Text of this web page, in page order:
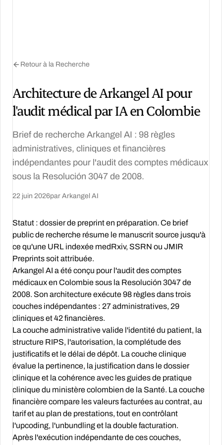
Retour à la Recherche
Architecture de Arkangel AI pour
l'audit médical par IA en Colombie
Brief de recherche Arkangel AI : 98 règles
administratives, cliniques et financières
indépendantes pour l'audit des comptes médicaux
sous la Resolución 3047 de 2008.
22 juin 2026par Arkangel AI
Statut : dossier de preprint en préparation. Ce brief
public de recherche résume le manuscrit source jusqu'à
ce qu'une URL indexée medRxiv, SSRN ou JMIR
Preprints soit attribuée.
Arkangel AI a été conçu pour l'audit des comptes
médicaux en Colombie sous la Resolución 3047 de
2008. Son architecture exécute 98 règles dans trois
couches indépendantes : 27 administratives, 29
cliniques et 42 financières.
La couche administrative valide l'identité du patient, la
structure RIPS, l'autorisation, la complétude des
justificatifs et le délai de dépôt. La couche clinique
évalue la pertinence, la justification dans le dossier
clinique et la cohérence avec les guides de pratique
clinique du ministère colombien de la Santé. La couche
financière compare les valeurs facturées au contrat, au
tarif et au plan de prestations, tout en contrôlant
l'upcoding, l'unbundling et la double facturation.
Après l'exécution indépendante de ces couches,